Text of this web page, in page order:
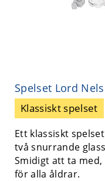
Spelset Lord
Klassiskt spelset
Ett klassiskt
två snurrande
Smidigt att ta
för alla åldrar.